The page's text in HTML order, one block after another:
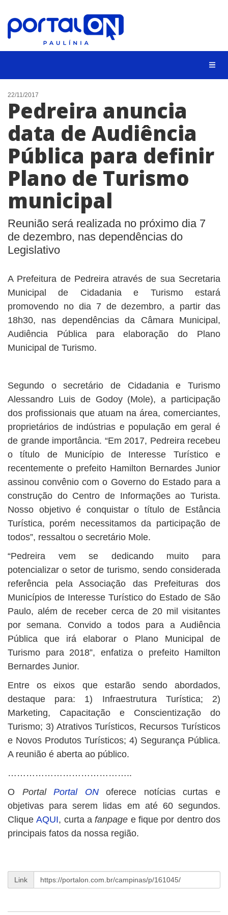
CIDADES
EVENTOS
EMPREGO
ANIVERSÁRIO DAS CIDADES
ANUNCIE
CONTATO
22/11/2017
Pedreira anuncia
data de Audiência
Pública para definir
Plano de Turismo
municipal
Reunião será realizada no próximo dia 7
de dezembro, nas dependências do
Legislativo
A Prefeitura de Pedreira através de sua Secretaria
Municipal de Cidadania e Turismo estará
promovendo no dia 7 de dezembro, a partir das
18h30, nas dependências da Câmara Municipal,
Audiência Pública para elaboração do Plano
Municipal de Turismo.
Segundo o secretário de Cidadania e Turismo
Alessandro Luis de Godoy (Mole), a participação
dos profissionais que atuam na área, comerciantes,
proprietários de indústrias e população em geral é
de grande importância. “Em 2017, Pedreira recebeu
o título de Município de Interesse Turístico e
recentemente o prefeito Hamilton Bernardes Junior
assinou convênio com o Governo do Estado para a
construção do Centro de Informações ao Turista.
Nosso objetivo é conquistar o título de Estância
Turística, porém necessitamos da participação de
todos”, ressaltou o secretário Mole.
“Pedreira vem se dedicando muito para
potencializar o setor de turismo, sendo considerada
referência pela Associação das Prefeituras dos
Municípios de Interesse Turístico do Estado de São
Paulo, além de receber cerca de 20 mil visitantes
por semana. Convido a todos para a Audiência
Pública que irá elaborar o Plano Municipal de
Turismo para 2018”, enfatiza o prefeito Hamilton
Bernardes Junior.
Entre os eixos que estarão sendo abordados,
destaque para: 1) Infraestrutura Turística; 2)
Marketing, Capacitação e Conscientização do
Turismo; 3) Atrativos Turísticos, Recursos Turísticos
e Novos Produtos Turísticos; 4) Segurança Pública.
A reunião é aberta ao público.
…………………………………..
O PortalPortal ON
oferece notícias curtas e
objetivas para serem lidas em até 60 segundos.
CliqueAQUI, curta afanpage e fique por dentro dos
principais fatos da nossa região.
Link